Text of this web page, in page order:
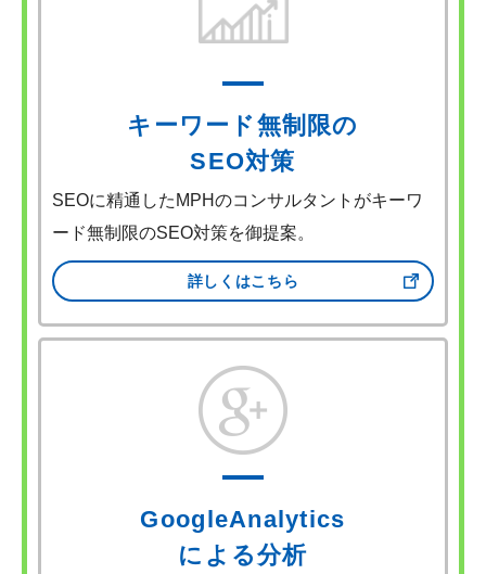
キーワード無制限の
SEO対策
SEOに精通したMPHのコンサルタントがキーワ
ード無制限のSEO対策を御提案。
詳しくはこちら
GoogleAnalytics
による分析